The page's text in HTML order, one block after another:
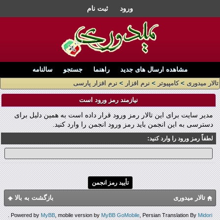
ورود ثبت نام
مشاهده ارسال های جدید راهنما جستجو
سالنامه
تالار میدوری >کامپیوتر > نرم افزار > نرم افزار پارسی
نیازمند رمز ورود است
مدیر سایت برای این تالار رمز ورود قرار داده است به همین دلیل برای
دسترسی به این انجمن باید رمز ورود انجمن را وارد کنید.
لطفاً رمز ورود را وارد کنید:
بازگشت به بالا تالار میدوری
Powered byMyBB, mobile version byMyBB GoMobile, Persian Translation ByMidori
.